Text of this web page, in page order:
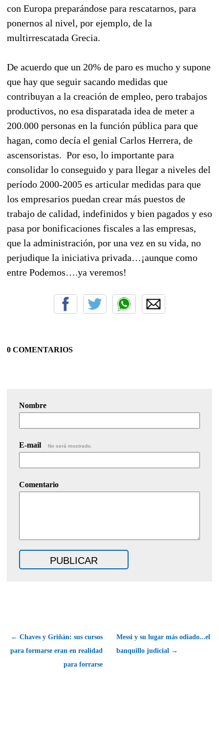
con Europa preparándose para rescatarnos, para
ponernos al nivel, por ejemplo, de la
multirrescatada Grecia.
De acuerdo que un 20% de paro es mucho y supone
que hay que seguir sacando medidas que
contribuyan a la creación de empleo, pero trabajos
productivos, no esa disparatada idea de meter a
200.000 personas en la función pública para que
hagan, como decía el genial Carlos Herrera, de
ascensoristas. Por eso, lo importante para
consolidar lo conseguido y para llegar a niveles del
período 2000-2005 es articular medidas para que
los empresarios puedan crear más puestos de
trabajo de calidad, indefinidos y bien pagados y eso
pasa por bonificaciones fiscales a las empresas,
que la administración, por una vez en su vida, no
perjudique la iniciativa privada…¡aunque como
entre Podemos….ya veremos!
0 COMENTARIOS
Nombre
E-mail No será mostrado.
Comentario
← Chaves y Griñán: sus cursos
para formarse eran en realidad
para forrarse
Messi y su lugar más odiado...el
banquillo judicial →